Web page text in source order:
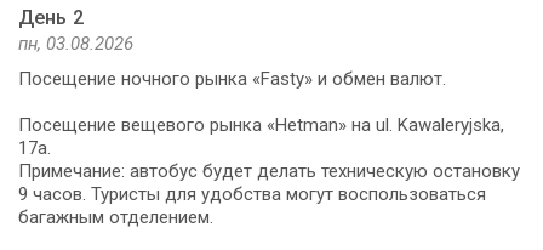
День 2
пн, 03.08.2026
Посещение ночного рынка «Fasty» и обмен валют.
Посещение вещевого рынка «Hetman» на ul. Kawaleryjska,
17a.
Примечание: автобус будет делать техническую остановку
9 часов. Туристы для удобства могут воспользоваться
багажным отделением.